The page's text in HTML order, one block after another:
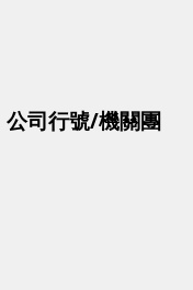
公司行號/機關團